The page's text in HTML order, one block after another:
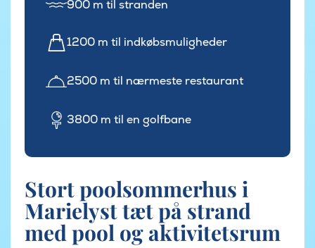
900 m til stranden
1200 m til indkøbsmuligheder
2500 m til nærmeste restaurant
3800 m til en golfbane
Stort poolsommerhus i
Marielyst tæt på strand
med pool og aktivitetsrum